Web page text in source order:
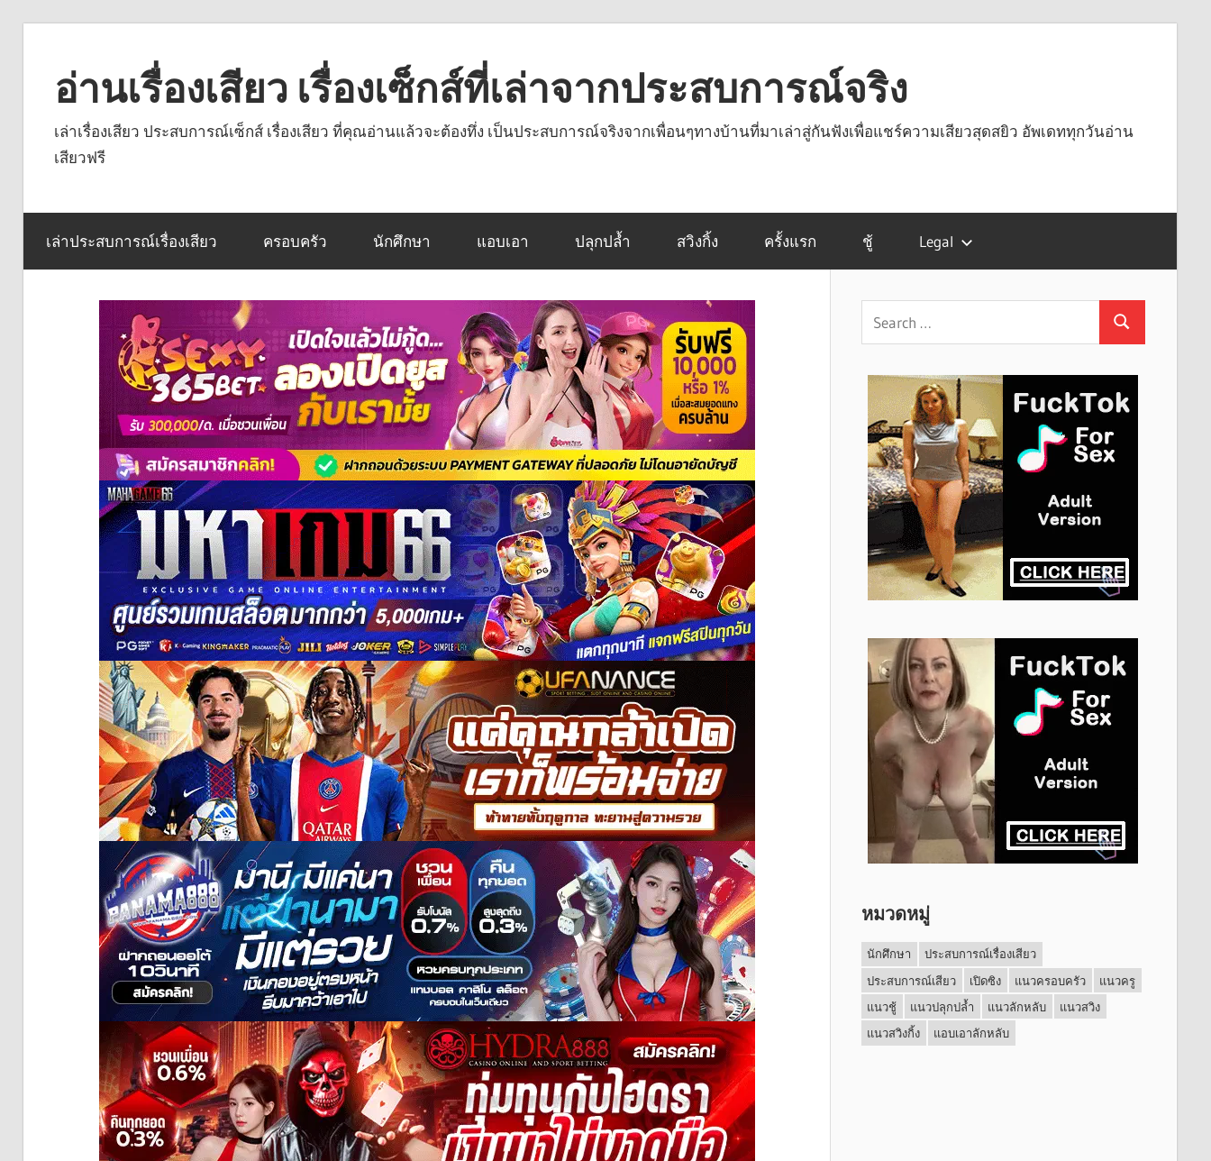
contentอ่านเรื่องเสียว เรื่องเซ็กส์ที่เล่าจากประสบการณ์จริง
เล่าเรื่องเสียว ประสบการณ์เซ็กส์ เรื่องเสียว ที่คุณอ่านแล้วจะต้องทึ่ง เป็นประสบการณ์จริงจากเพื่อนๆทางบ้านที่มาเล่าสู่กันฟังเพื่อแชร์ความเสียวสุดสยิว อัพเดททุกวันอ่าน
เสียวฟรี
เล่าประสบการณ์เรื่องเสียว ครอบครัว นักศึกษา แอบเอา ปลุกปล้ำ สวิงกิ้ง ครั้งแรก ชู้ Legal
หมวดหมู่
นักศึกษา
ประสบการณ์เรื่องเสียว
ประสบการณ์เสียว
เปิดซิง แนวครอบครัว
แนวครู
แนวชู้
แนวปลุกปล้ำ แนวลักหลับ
แนวสวิง
แนวสวิงกิ้ง
แอบเอาลักหลับ